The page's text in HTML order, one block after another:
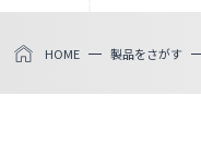
お知らせ
HOME 製品をさがす